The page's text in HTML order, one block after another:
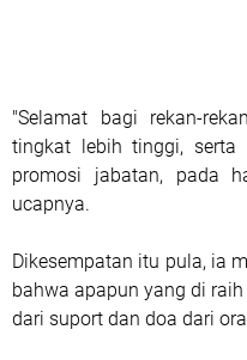
"Selamat bagi rekan-
tingkat lebih tinggi, serta
promosi jabatan, pada
ucapnya.
Dikesempatan itu pula, ia
bahwa apapun yang di
dari suport dan doa dari